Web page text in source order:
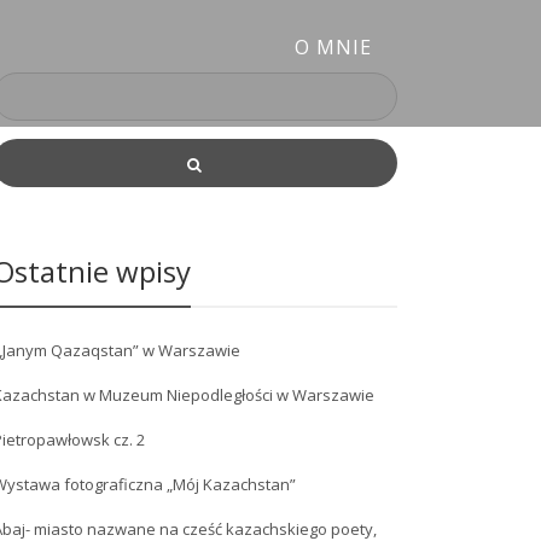
O MNIE
wpisy
Qazaqstan” w Warszawie
w Muzeum Niepodległości w Warszawie
cz. 2
fotograficzna „Mój Kazachstan”
miasto nazwane na cześć kazachskiego poety,